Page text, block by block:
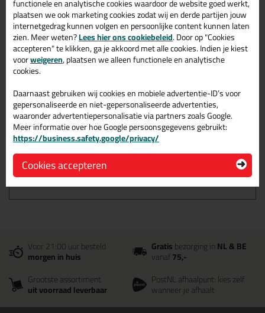
Temperatuurbestendig tot75 graden
Omschrijving Specificaties Reviews (0)
KIP 3824 Duct tape -
Reparatie tape Zilver 50mtr
in Zilver 38mm
Bestel de KIP 3824 Duct tape - Reparatie tape Zilver 50mtr in
Zilver 38mm vandaag nog! Vandaag besteld = morgen in huis.
Wil je meer weten over de toepassing en kenmerken van dit
product?Lees alles over dit product >
Voor 21:00 uur besteld
morgen in huis
Gratisbezorging inNL & BE
vanaf75,-
Grootste assortiment
uit voorraad leverbaar
PostNL afhaalpunt: kies zelf
wanneer je afhaalt
functionele en analytische cookies waardoor de website goed werkt,
plaatsen we ook marketing cookies zodat wij en derde partijen jouw
internetgedrag kunnen volgen en persoonlijke content kunnen laten
zien. Meer weten?Lees hier ons cookiebeleid. Door op "Cookies
accepteren" te klikken, ga je akkoord met alle cookies. Indien je kiest
voorweigeren, plaatsen we alleen functionele en analytische
cookies.
Daarnaast gebruiken wij cookies en mobiele advertentie-ID’s voor
gepersonaliseerde en niet-gepersonaliseerde advertenties,
waaronder advertentiepersonalisatie via partners zoals Google.
Meer informatie over hoe Google persoonsgegevens gebruikt:
https://business.safety.google/privacy/
Cookies accepteren